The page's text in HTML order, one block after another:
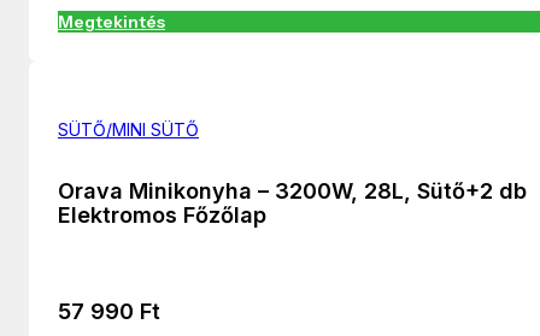
Megtekintés
SÜTŐ/MINI SÜTŐ
Orava Minikonyha – 3200W, 28L, Sütő+2 db
Elektromos Főzőlap
57 990 Ft